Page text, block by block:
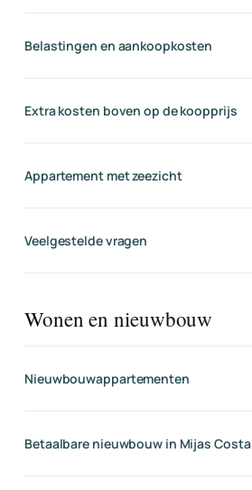
Belastingen en aankoopkosten
Extra kosten boven op de koopprijs
Appartement met zeezicht
Veelgestelde vragen
Wonen en nieuwbouw
Nieuwbouwappartementen
Betaalbare nieuwbouw in Mijas Costa